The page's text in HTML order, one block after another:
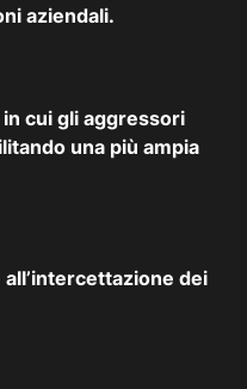
aziendali.
cui gli aggressori
una più ampia
dei